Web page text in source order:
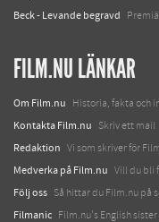
Beck - Levande begravd
FILM.NU LÄNKAR
Om Film.nu Historia, fakta och
Kontakta Film.nu Skriv ett mail
Redaktion Vi som skriver för
Medverka på Film.nu Vill du bli
Följ oss Så hittar du Film.nu på
Filmanic Film.nu's English